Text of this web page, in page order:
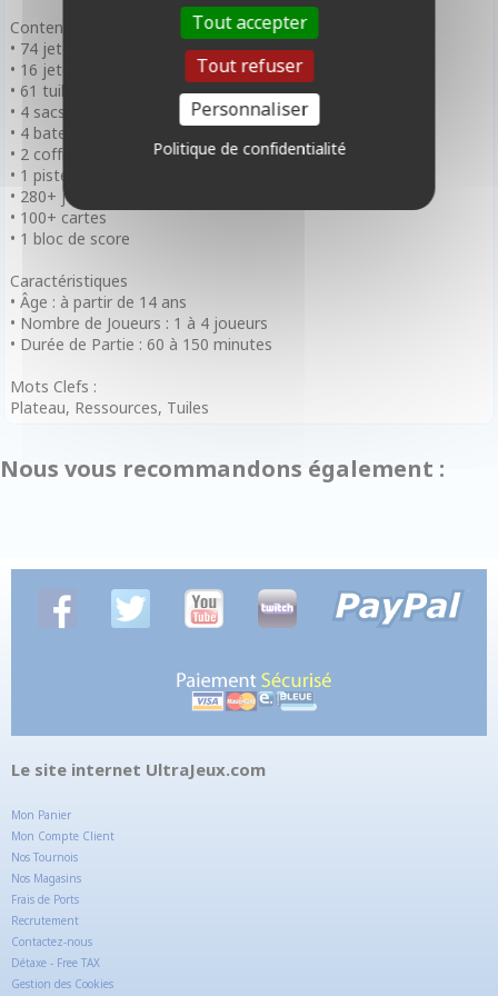
Contenu :
• 74 jetons animaux en bois
• 16 jetons joueurs
• 61 tuiles jungle
• 4 sacs en tissu
• 4 bateaux cartonnés
• 2 coffres à jetons
• 1 piste cascade
• 280+ jetons ressources
• 100+ cartes
• 1 bloc de score
Caractéristiques
• Âge : à partir de 14 ans
• Nombre de Joueurs : 1 à 4 joueurs
• Durée de Partie : 60 à 150 minutes
Mots Clefs :
Plateau, Ressources, Tuiles
Nous vous recommandons également :
Le site internet UltraJeux.com
Mon Panier
Mon Compte Client
Nos Tournois
Nos Magasins
Frais de Ports
Recrutement
Contactez-nous
Détaxe - Free TAX
Gestion des Cookies
Tout accepter
Tout refuser
Personnaliser
Politique de confidentialité